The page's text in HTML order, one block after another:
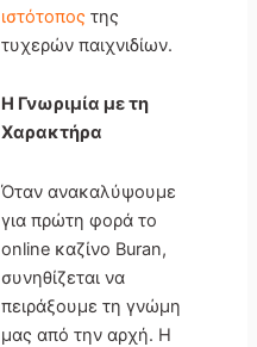
ιστότοπος της
τυχερών παιχνιδίων.
Η Γνωριμία με τη
Χαρακτήρα
Όταν ανακαλύψουμε
για πρώτη φορά το
online καζίνο Buran,
συνηθίζεται να
πειράξουμε τη γνώμη
μας από την αρχή. Η